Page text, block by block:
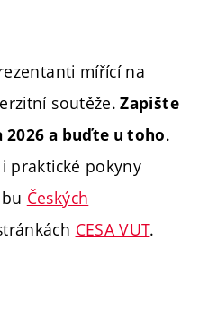
mířící na
soutěže. Zapište
a buďte u toho.
praktické pokyny
Českých
CESA VUT.